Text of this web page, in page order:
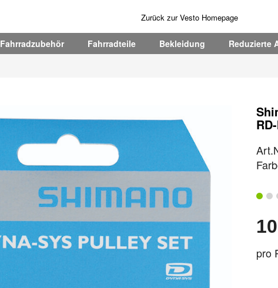
Zurück zur Vesto Homepage
Fahrradzubehör Fahrradteile Bekleidung Reduzierte
pro